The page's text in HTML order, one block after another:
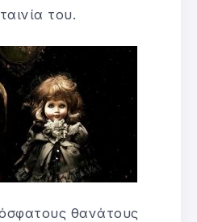
του.
θανάτους